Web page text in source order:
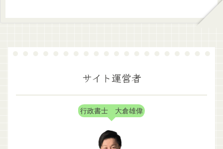
サイト運営者
行政書士 大倉雄偉